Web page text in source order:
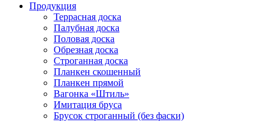
Продукция
Террасная доска
Палубная доска
Половая доска
Обрезная доска
Строганная доска
Планкен скошенный
Планкен прямой
Вагонка «Штиль»
Имитация бруса
Брусок строганный (без фаски)